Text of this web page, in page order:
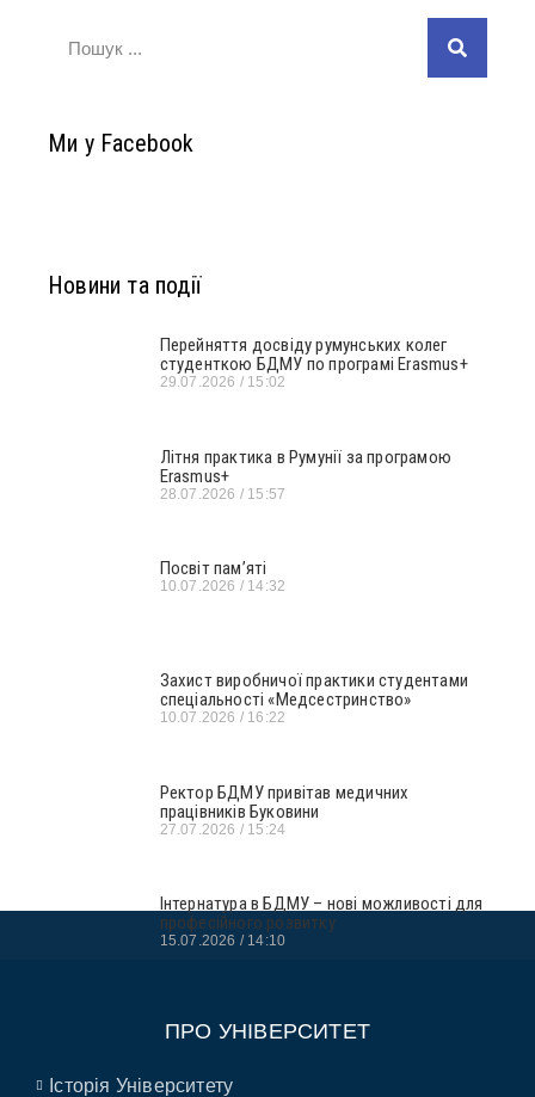
Ми у Facebook
Новини та події
Перейняття досвіду румунських колег
студенткою БДМУ по програмі Erasmus+
29.07.2026 15:02
Літня практика в Румунії за програмою
Erasmus+
28.07.2026 15:57
Посвіт пам’яті
10.07.2026 14:32
Захист виробничої практики студентами
спеціальності «Медсестринство»
10.07.2026 16:22
Ректор БДМУ привітав медичних
працівників Буковини
27.07.2026 15:24
Інтернатура в БДМУ – нові можливості для
професійного розвитку
15.07.2026 14:10
ПРО УНІВЕРСИТЕТ
Історія Університету